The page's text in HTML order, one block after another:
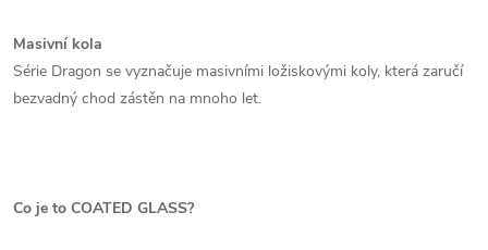
Masivní kola
Série Dragon se vyznačuje masivními ložiskovými koly, která zaručí
bezvadný chod zástěn na mnoho let.
Co je to COATED GLASS?